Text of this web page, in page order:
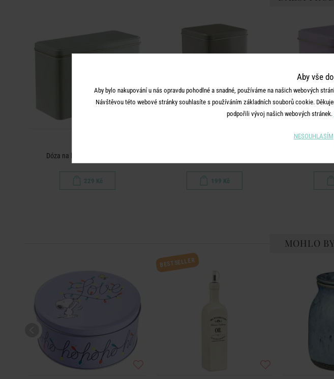
Dóza na knäckebrot - sv. šedá
229 Kč 199 Kč
MOHLO
BESTSELLER
Aby vše
Aby bylo nakupování u nás opravdu pohodlné a snadné, používáme na našich webových
Návštěvou této webové stránky souhlasíte s používáním základních souborů cookie.
podpořili vývoj našich webových stránek.
NESOUHLASÍM